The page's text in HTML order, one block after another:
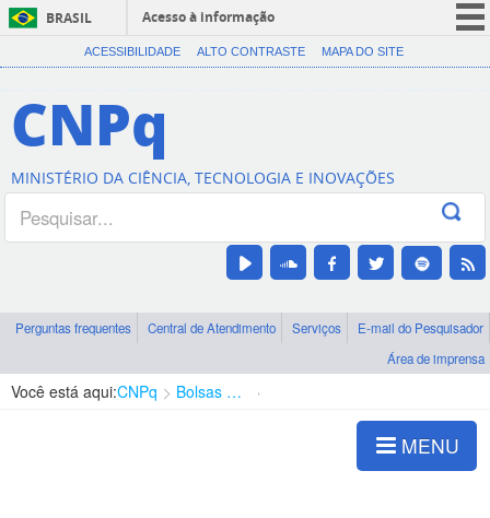
BRASIL
Acesso à informação
CORONAVÍRUS (COVID-19)
Canais
ACESSIBILIDADE ALTO CONTRASTE MAPA DO SITE
CNPq
MINISTÉRIO DA CIÊNCIA, TECNOLOGIA E INOVAÇÕES
Perguntas frequentes Central de Atendimento Serviços
E-mail do Pesquisador
Área de imprensa
Você está aqui:CNPq Bolsas e Auxílios Vigentes
MENU